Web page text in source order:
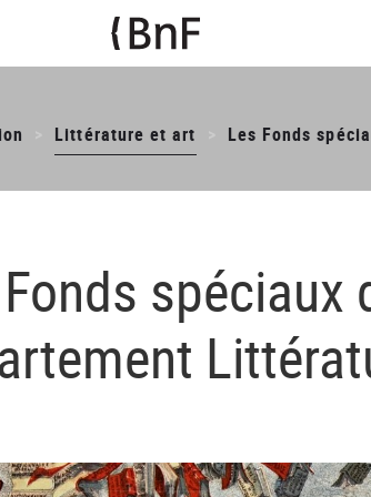
Littérature et art Les Fonds
spéciaux